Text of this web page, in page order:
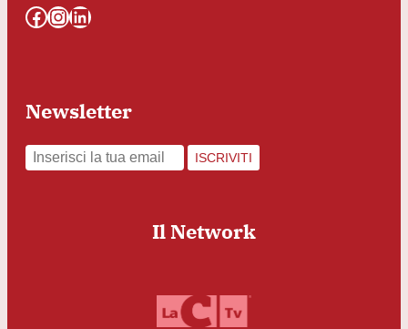
Facebook InstagramLinkedIn
Newsletter
ISCRIVITI
Il Network